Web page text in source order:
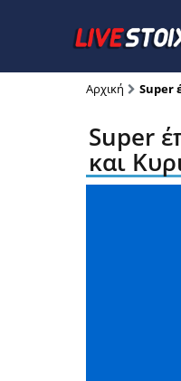
Αρχική Super
Super
και